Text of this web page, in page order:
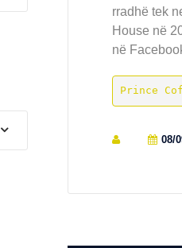
rradhë tek
House në
në
Prince
08/